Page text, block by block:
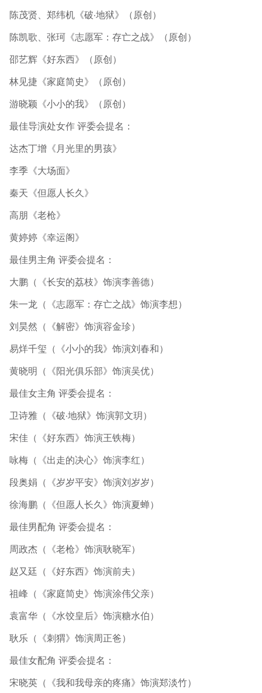
陈茂贤、郑纬机《破·地狱》（原创）
陈凯歌、张珂《志愿军：存亡之战》（原创）
邵艺辉《好东西》（原创）
林见捷《家庭简史》（原创）
游晓颖《小小的我》（原创）
最佳导演处女作 评委会提名：
达杰丁增《月光里的男孩》
李季《大场面》
秦天《但愿人长久》
高朋《老枪》
黄婷婷《幸运阁》
最佳男主角 评委会提名：
大鹏（《长安的荔枝》饰演李善德）
朱一龙（《志愿军：存亡之战》饰演李想）
刘昊然（《解密》饰演容金珍）
易烊千玺（《小小的我》饰演刘春和）
黄晓明（《阳光俱乐部》饰演吴优）
最佳女主角 评委会提名：
卫诗雅（《破·地狱》饰演郭文玥）
宋佳（《好东西》饰演王铁梅）
咏梅（《出走的决心》饰演李红）
段奥娟（《岁岁平安》饰演刘岁岁）
徐海鹏（《但愿人长久》饰演夏蝉）
最佳男配角 评委会提名：
周政杰（《老枪》饰演耿晓军）
赵又廷（《好东西》饰演前夫）
祖峰（《家庭简史》饰演涂伟父亲）
袁富华（《水饺皇后》饰演糖水伯）
耿乐（《刺猬》饰演周正爸）
最佳女配角 评委会提名：
宋晓英（《我和我母亲的疼痛》饰演郑淡竹）